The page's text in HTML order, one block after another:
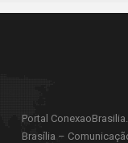
Portal
Brasília –